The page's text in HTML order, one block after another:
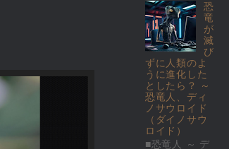
恐
竜
が
滅
び
ずに人類のよ
うに進化した
としたら？ ～
恐竜人、ディ
ノサウロイド
（ダイノサウ
ロイド）
■恐竜人 ～ デ